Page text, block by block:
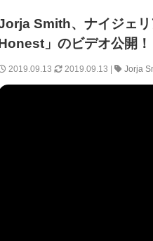
Smith、ナイジェ
」のビデオ公開！
2019.09.13 2019.09.13 | Jorja